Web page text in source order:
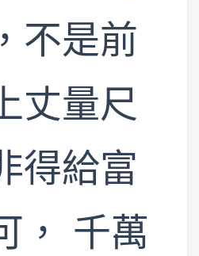
不是前
丈量尺
得給富
， 千萬